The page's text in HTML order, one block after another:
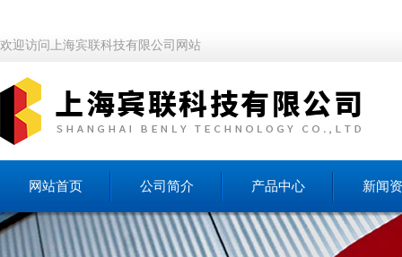
欢迎访问上海宾联科技有限公司网站
网站首页 公司简介 产品中心 新闻